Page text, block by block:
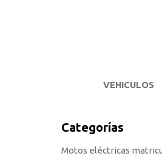
VEHICULOS
Categorías
Motos eléctricas